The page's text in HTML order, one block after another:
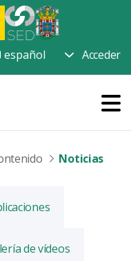
Acceder
Noticias
de vídeos